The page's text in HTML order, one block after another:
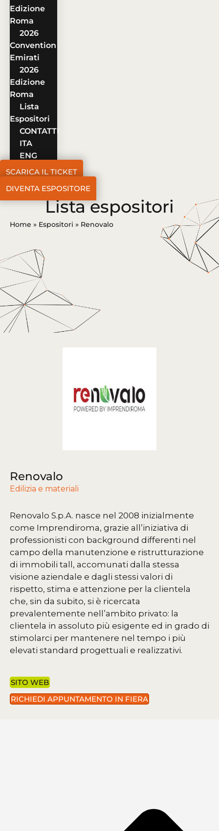
Edizione
Roma
2026
Convention
Emirati
2026
Edizione
Roma
Lista
Espositori
CONTATTI
ITA
ENG
SCARICA IL TICKET
DIVENTA ESPOSITORE
Lista espositori
Home » Espositori » Renovalo
Renovalo
Edilizia e materiali
Renovalo S.p.A. nasce nel 2008 inizialmente
come Imprendiroma, grazie all’iniziativa di
professionisti con background differenti nel
campo della manutenzione e ristrutturazione
di immobili tall, accomunati dalla stessa
visione aziendale e dagli stessi valori di
rispetto, stima e attenzione per la clientela
che, sin da subito, si è ricercata
prevalentemente nell’ambito privato: la
clientela in assoluto più esigente ed in grado di
stimolarci per mantenere nel tempo i più
elevati standard progettuali e realizzativi.
SITO WEB
RICHIEDI APPUNTAMENTO IN FIERA